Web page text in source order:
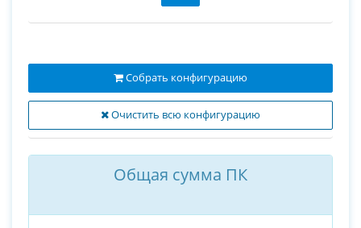
Очистить всю конфигурацию
Собрать конфигурацию
Общая сумма ПК